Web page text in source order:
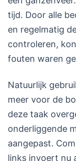
tijd. Door alle
en regelmatig
controleren,
fouten waren
Natuurlijk
meer voor de
deze taak
onderliggende
aangepast.
links invoert nu